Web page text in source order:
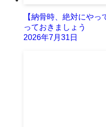
【納骨時、絶対にや
っておきましょう
2026年7月31日